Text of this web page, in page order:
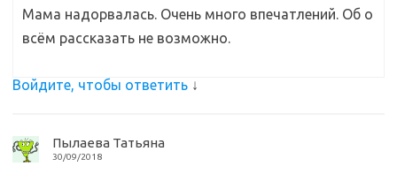
Мама надорвалась. Очень много впечатлений. Об о
всём рассказать не возможно.
Войдите, чтобы ответить ↓
Пылаева Татьяна
30/09/2018